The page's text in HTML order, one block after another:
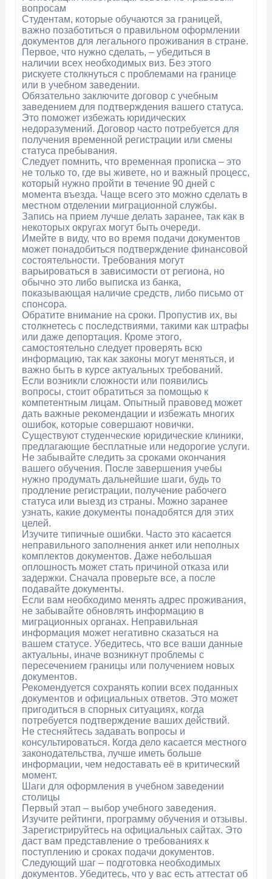
вопросам
Студентам, которые обучаются за границей,
важно позаботиться о правильном оформлении
документов для легального проживания в стране.
Первое, что нужно сделать, – убедиться в
наличии всех необходимых виз. Без этого
рискуете столкнуться с проблемами на границе
или в учебном заведении.
Обязательно заключите договор с учебным
заведением для подтверждения вашего статуса.
Это поможет избежать юридических
недоразумений. Договор часто потребуется для
получения временной регистрации или смены
статуса пребывания.
Следует помнить, что временная прописка – это
не только то, где вы живете, но и важный процесс,
который нужно пройти в течение 90 дней с
момента въезда. Чаще всего это можно сделать в
местном отделении миграционной службы.
Запись на прием лучше делать заранее, так как в
некоторых округах могут быть очереди.
Имейте в виду, что во время подачи документов
может понадобиться подтверждение финансовой
состоятельности. Требования могут
варьироваться в зависимости от региона, но
обычно это либо выписка из банка,
показывающая наличие средств, либо письмо от
спонсора.
Обратите внимание на сроки. Пропустив их, вы
столкнетесь с последствиями, такими как штрафы
или даже депортация. Кроме этого,
самостоятельно следует проверять всю
информацию, так как законы могут меняться, и
важно быть в курсе актуальных требований.
Если возникли сложности или появились
вопросы, стоит обратиться за помощью к
компетентным лицам. Опытный правовед может
дать важные рекомендации и избежать многих
ошибок, которые совершают новички.
Существуют студенческие юридические клиники,
предлагающие бесплатные или недорогие услуги.
Не забывайте следить за сроками окончания
вашего обучения. После завершения учебы
нужно продумать дальнейшие шаги, будь то
продление регистрации, получение рабочего
статуса или выезд из страны. Можно заранее
узнать, какие документы понадобятся для этих
целей.
Изучите типичные ошибки. Часто это касается
неправильного заполнения анкет или неполных
комплектов документов. Даже небольшая
оплошность может стать причиной отказа или
задержки. Сначала проверьте все, а после
подавайте документы.
Если вам необходимо менять адрес проживания,
не забывайте обновлять информацию в
миграционных органах. Неправильная
информация может негативно сказаться на
вашем статусе. Убедитесь, что все ваши данные
актуальны, иначе возникнут проблемы с
пересечением границы или получением новых
документов.
Рекомендуется сохранять копии всех поданных
документов и официальных ответов. Это может
пригодиться в спорных ситуациях, когда
потребуется подтверждение ваших действий.
Не стесняйтесь задавать вопросы и
консультироваться. Когда дело касается местного
законодательства, лучше иметь больше
информации, чем недоставать её в критический
момент.
Шаги для оформления в учебном заведении
столицы
Первый этап – выбор учебного заведения.
Изучите рейтинги, программу обучения и отзывы.
Зарегистрируйтесь на официальных сайтах. Это
даст вам представление о требованиях к
поступлению и сроках подачи документов.
Следующий шаг – подготовка необходимых
документов. Убедитесь, что у вас есть аттестат об